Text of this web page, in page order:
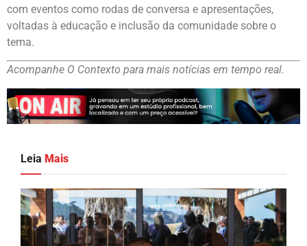
com eventos como rodas de conversa e apresentações,
voltadas à educação e inclusão da comunidade sobre o
tema.
Acompanhe O Contexto para mais notícias em tempo real.
Leia Mais